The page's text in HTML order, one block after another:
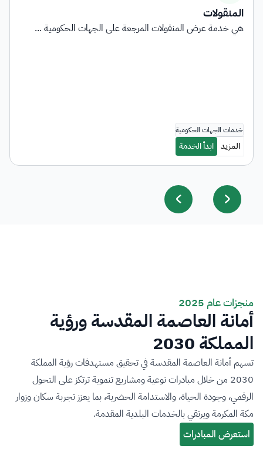
المنقولات
هي خدمة عرض المنقولات المرجعة على الجهات الحكومية ...
منجزات عام 2025
أمانة العاصمة المقدسة ورؤية
المملكة 2030
تسهم أمانة العاصمة المقدسة في تحقيق مستهدفات رؤية المملكة
2030 من خلال مبادرات نوعية ومشاريع تنموية ترتكز على التحول
الرقمي، وجودة الحياة، والاستدامة الحضرية، بما يعزز تجربة سكان وزوار
مكة المكرمة ويرتقي بالخدمات البلدية المقدمة.